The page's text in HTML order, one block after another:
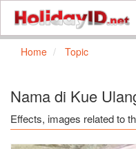
Home Topic
Nama di Kue
Effects, images related to